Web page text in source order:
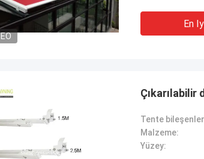
En
Çıkarılabilir
Tente
Malzeme:
Yüzey: